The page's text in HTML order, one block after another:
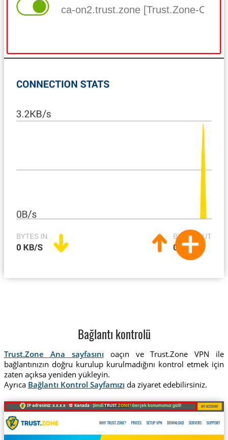
ca-on2.trust.zone [Trust.Zone-
Bağlantı kontrolü
Trust.Zone Ana sayfasını oaçın ve Trust.Zone VPN ile
bağlantınızın doğru kurulup kurulmadığını kontrol etmek için
zaten açıksa yeniden yükleyin.
Ayrıca Bağlantı Kontrol Sayfamızı da ziyaret edebilirsiniz.
IP adresiniz: x.x.x.x · Kanada ·ŞimdiTRUST.ZONE! Gerçek konumunuz gizli!